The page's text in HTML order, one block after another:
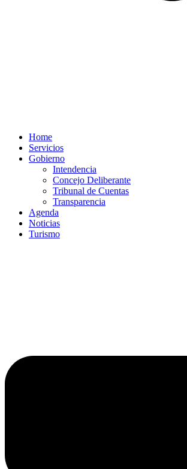
Home
Servicios
Gobierno
Intendencia
Concejo Deliberante
Tribunal de Cuentas
Transparencia
Agenda
Noticias
Turismo